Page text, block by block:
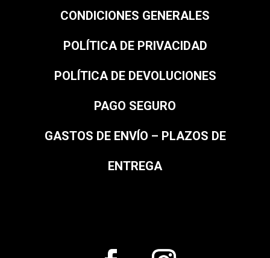
CONDICIONES GENERALES
POLÍTICA DE PRIVACIDAD
POLÍTICA DE DEVOLUCIONES
PAGO SEGURO
GASTOS DE ENVÍO – PLAZOS DE
ENTREGA